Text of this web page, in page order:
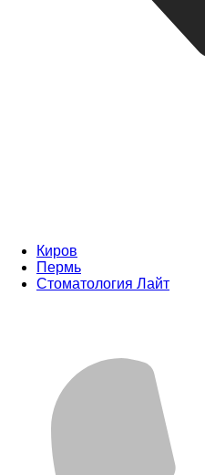
Киров
Пермь
Стоматология Лайт